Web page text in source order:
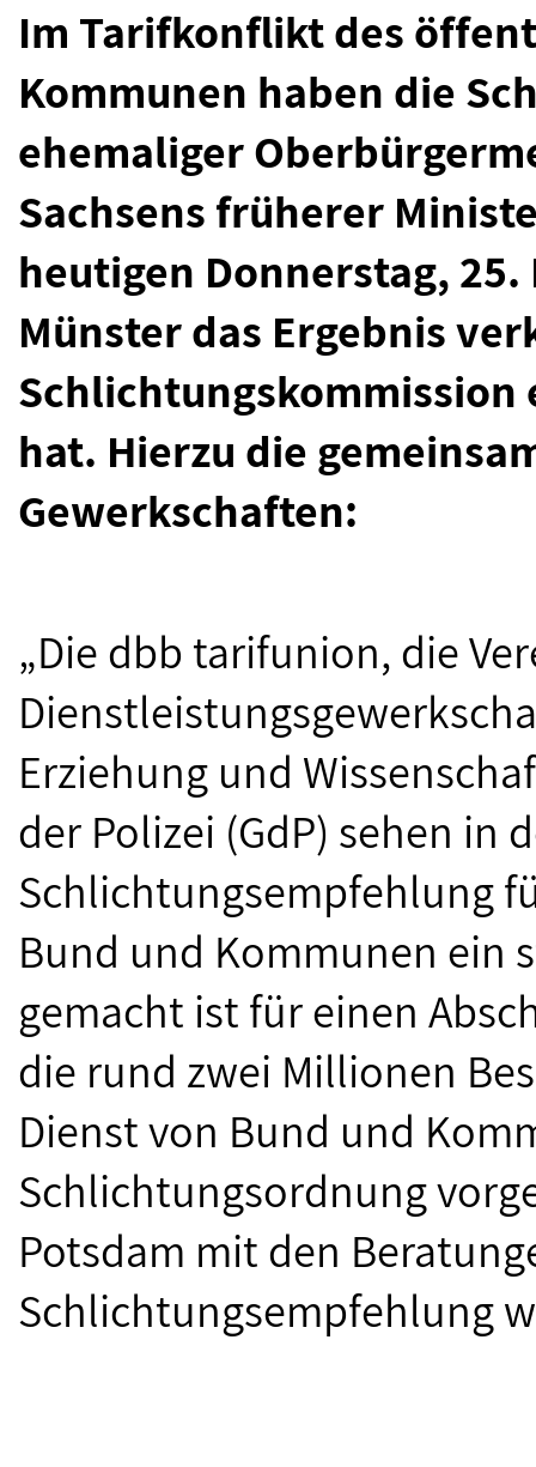
Im Tarifkonflikt des
Kommunen haben die
ehemaliger
Sachsens früherer
heutigen Donnerstag,
Münster das Ergebnis
hat. Hierzu die
Gewerkschaften:
„Die dbb tarifunion, die
Erziehung und
der Polizei (GdP) sehen in
Schlichtungsempfehlung
Bund und Kommunen ein
gemacht ist für einen
die rund zwei Millionen
Dienst von Bund und
Schlichtungsordnung
Potsdam mit den
Schlichtungsempfehlung